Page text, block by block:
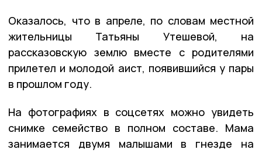
Оказалось, что в апреле, по словам местной
жительницы Татьяны Утешевой, на
рассказовскую землю вместе с родителями
прилетел и молодой аист, появившийся у пары
в прошлом году.
На фотографиях в соцсетях можно увидеть
снимке семейство в полном составе. Мама
занимается двумя малышами в гнезде на